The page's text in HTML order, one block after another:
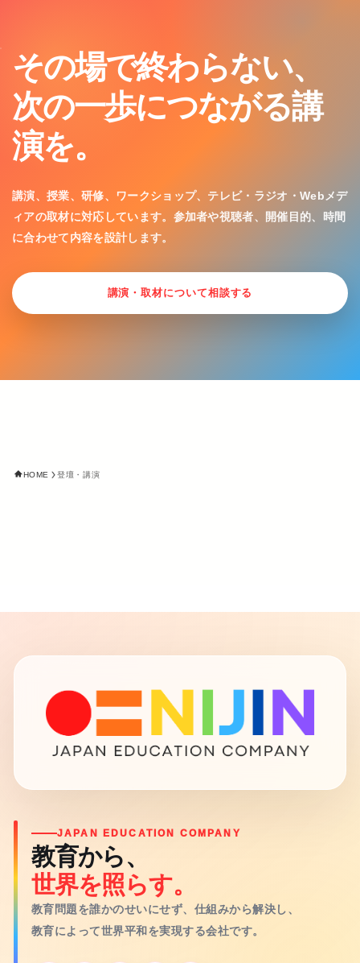
その場で終わらない、
次の一歩につながる講
演を。
講演、授業、研修、ワークショップ、テレビ・ラジオ・Webメデ
ィアの取材に対応しています。参加者や視聴者、開催目的、時間
に合わせて内容を設計します。
講演・取材について相談する
HOME 登壇・講演
JAPAN EDUCATION COMPANY
教育から、
世界を照らす。
教育問題を誰かのせいにせず、仕組みから解決し、
教育によって世界平和を実現する会社です。